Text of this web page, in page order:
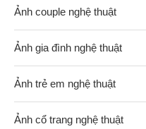
Ảnh couple nghệ thuật
Ảnh gia đình nghệ thuật
Ảnh trẻ em nghệ thuật
Ảnh cổ trang nghệ thuật